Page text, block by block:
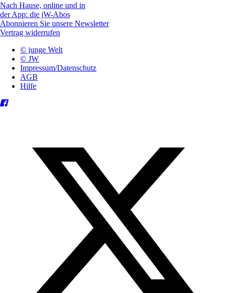
Nach Hause, online und in
der App: die jW-Abos
Abonnieren Sie unsere Newsletter
Vertrag widerrufen
© junge Welt
© JW
Impressum/Datenschutz
AGB
Hilfe